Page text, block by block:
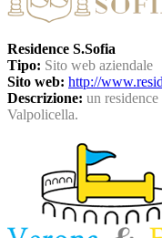
Residence S.Sofia
Tipo: Sito web aziendale
Sito web: http://
Descrizione: un
Valpolicella.